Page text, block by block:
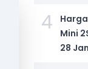
4
Mini
28